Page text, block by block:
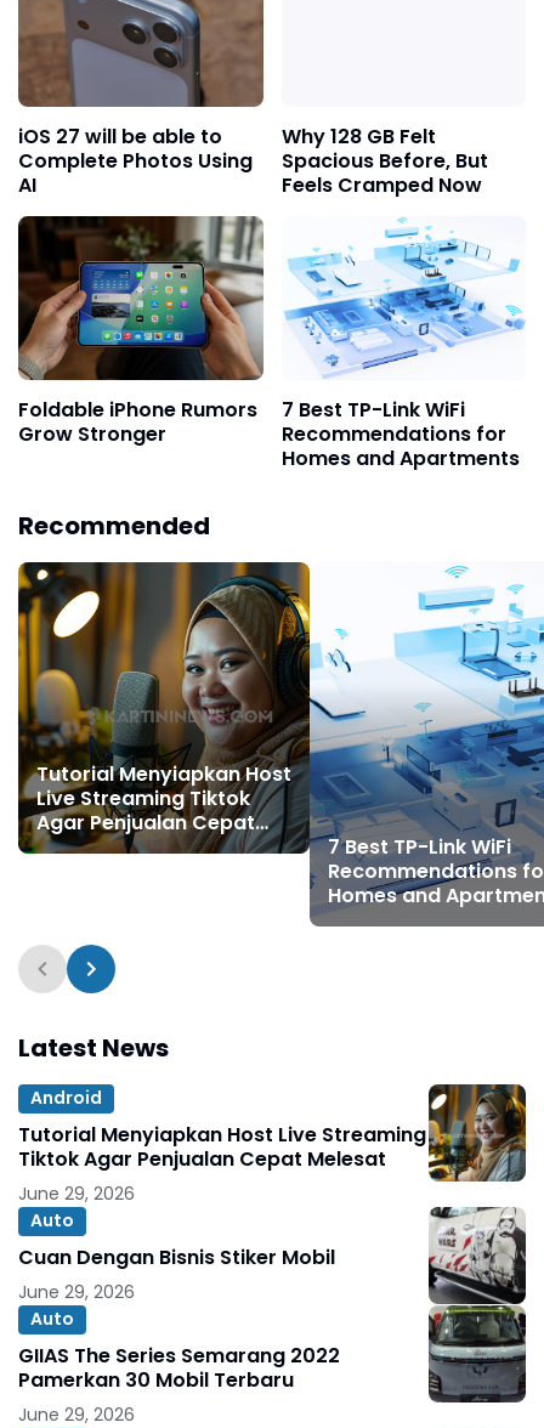
iOS 27 will be able to
Complete Photos Using
AI
Why 128 GB Felt
Spacious Before, But
Feels Cramped Now
Foldable iPhone Rumors
Grow Stronger
7 Best TP-Link WiFi
Recommendations for
Homes and Apartments
Recommended
Tutorial Menyiapkan Host
Live Streaming Tiktok
Agar Penjualan Cepat
Melesat
7 Best TP-Link WiFi
Recommendations
Homes and
Latest News
Android
Tutorial Menyiapkan Host Live Streaming
Tiktok Agar Penjualan Cepat Melesat
June 29, 2026
Auto
Cuan Dengan Bisnis Stiker Mobil
June 29, 2026
Auto
GIIAS The Series Semarang 2022
Pamerkan 30 Mobil Terbaru
June 29, 2026